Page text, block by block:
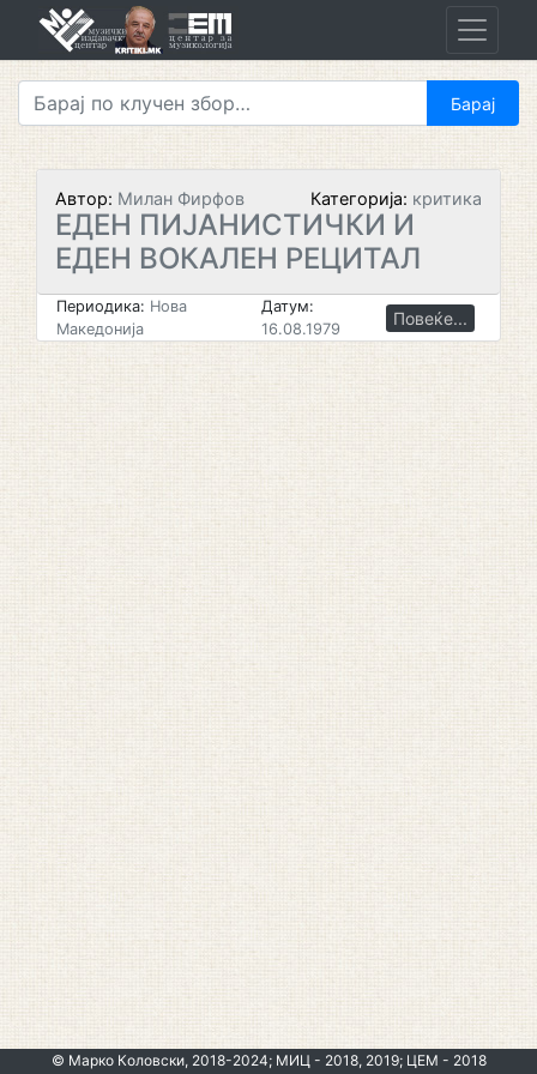
Автор: Милан Фирфов Категорија: критика
ЕДЕН ПИЈАНИСТИЧКИ И
ЕДЕН ВОКАЛЕН РЕЦИТАЛ
Периодика: Нова
Македонија
Датум:
16.08.1979
Повеќе...
© Марко Коловски, 2018-2024; МИЦ - 2018, 2019; ЦЕМ - 2018